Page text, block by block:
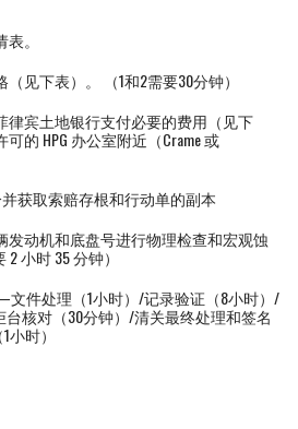
。
见下表）。 （1和2需要30分钟）
律宾土地银行支付必要的费用（见下
的 HPG 办公室附近（Crame 或
并获取索赔存根和行动单的副本
发动机和底盘号进行物理检查和宏观蚀
小时 35 分钟）
件处理（1小时）/记录验证（8小时）/
核对（30分钟）/清关最终处理和签名
时）